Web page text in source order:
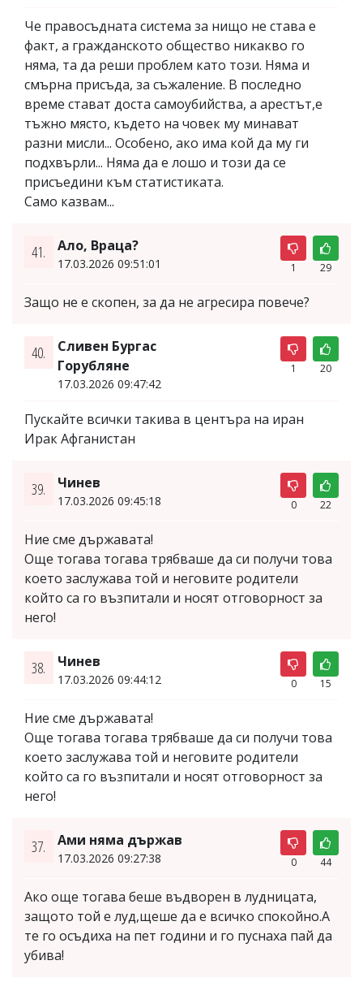
Че правосъдната система за нищо не става е
факт, а гражданското общество никакво го
няма, та да реши проблем като този. Няма и
смърна присъда, за съжаление. В последно
време стават доста самоубийства, а арестът,е
тъжно място, където на човек му минават
разни мисли... Особено, ако има кой да му ги
подхвърли... Няма да е лошо и този да се
присъедини към статистиката.
Само казвам...
41. Ало, Враца?
17.03.2026 09:51:01 1 29
Защо не е скопен, за да не агресира повече?
40.
Сливен Бургас
Горубляне
17.03.2026 09:47:42
1 20
Пускайте всички такива в центъра на иран
Ирак Афганистан
39. Чинев
17.03.2026 09:45:18 0 22
Ние сме държавата!
Още тогава тогава трябваше да си получи това
което заслужава той и неговите родители
който са го възпитали и носят отговорност за
него!
38. Чинев
17.03.2026 09:44:12 0 15
Ние сме държавата!
Още тогава тогава трябваше да си получи това
което заслужава той и неговите родители
който са го възпитали и носят отговорност за
него!
37. Ами няма държав
17.03.2026 09:27:38 0 44
Ако още тогава беше въдворен в лудницата,
защото той е луд,щеше да е всичко спокойно.А
те го осъдиха на пет години и го пуснаха пай да
убива!